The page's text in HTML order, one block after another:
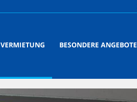
VERMIETUNG BESONDERE ANGEBOTE